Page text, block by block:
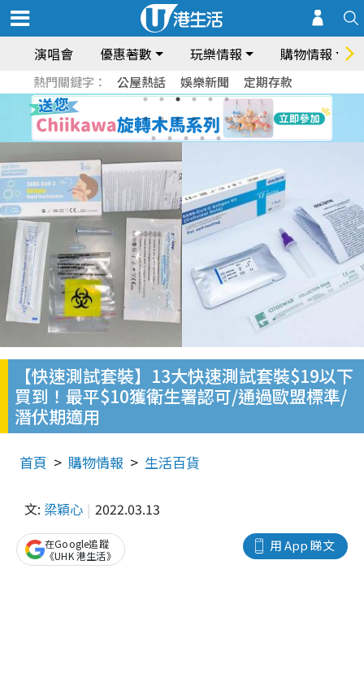
演唱會 優惠著數 玩樂情報 購物情報
熱門關鍵字： 公屋熱話 娛樂新聞 定期存款
【快速測試套裝】13大快速測試套裝$19以下
買到！最平$10獲衛生署認可/通過歐盟標準/
潛伏期適用
首頁 購物情報 生活百貨
文: 梁穎心 2022.03.13
用 App 睇文
在Google追蹤
《UHK 港生活》